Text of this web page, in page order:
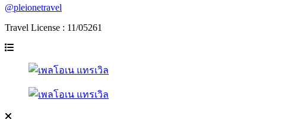
@pleionetravel
Travel License : 11/05261